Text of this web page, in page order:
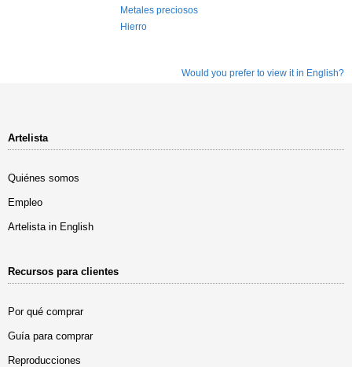
Metales preciosos
Hierro
Would you prefer to view it in English?
Artelista
Quiénes somos
Empleo
Artelista in English
Recursos para clientes
Por qué comprar
Guía para comprar
Reproducciones